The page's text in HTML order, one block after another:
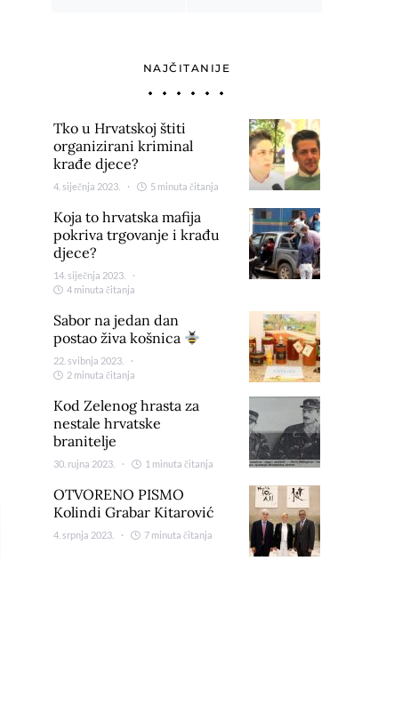
NAJČITANIJE
Tko u Hrvatskoj štiti
organizirani kriminal
krađe djece?
4. siječnja 2023. 5 minuta čitanja
Koja to hrvatska mafija
pokriva trgovanje i krađu
djece?
14. siječnja 2023.
4 minuta čitanja
Sabor na jedan dan
postao živa košnica
22. svibnja 2023.
2 minuta čitanja
Kod Zelenog hrasta za
nestale hrvatske
branitelje
30. rujna 2023. 1 minuta čitanja
OTVORENO PISMO
Kolindi Grabar Kitarović
4. srpnja 2023. 7 minuta čitanja